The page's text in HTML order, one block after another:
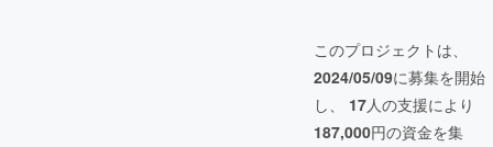
このプロジェクトは、
2024/05/09に募集を開始
し、 17人の支援により
187,000円の資金を集